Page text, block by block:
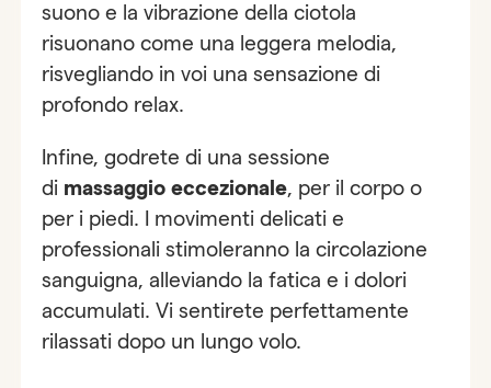
suono e la vibrazione della ciotola
risuonano come una leggera melodia,
risvegliando in voi una sensazione di
profondo relax.
Infine, godrete di una sessione
di massaggio eccezionale, per il corpo o
per i piedi. I movimenti delicati e
professionali stimoleranno la circolazione
sanguigna, alleviando la fatica e i dolori
accumulati. Vi sentirete perfettamente
rilassati dopo un lungo volo.